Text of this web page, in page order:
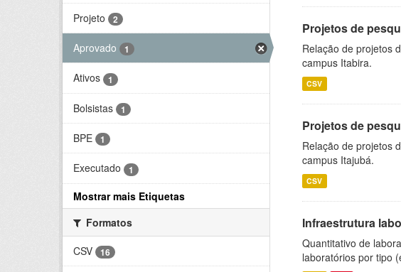
Projeto 2
Aprovado 1
Ativos 1
Bolsistas 1
BPE 1
Executado 1
Mostrar mais Etiquetas
Formatos
CSV
16
Projetos de
Relação de projetos
campus Itabira.
CSV
Projetos de
Relação de projetos
campus Itajubá.
CSV
Infraestrutura
Quantitativo de
laboratórios por tipo